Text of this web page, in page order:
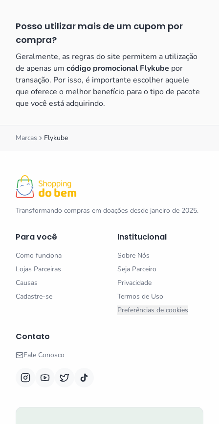
Posso utilizar mais de um cupom por
compra?
Geralmente, as regras do site permitem a utilização
de apenas um código promocional Flykube por
transação. Por isso, é importante escolher aquele
que oferece o melhor benefício para o tipo de pacote
que você está adquirindo.
Marcas Flykube
Transformando compras em doações desde janeiro de 2025.
Para você
Como funciona
Lojas Parceiras
Causas
Cadastre-se
Institucional
Sobre Nós
Seja Parceiro
Privacidade
Termos de Uso
Preferências de cookies
Contato
Fale Conosco